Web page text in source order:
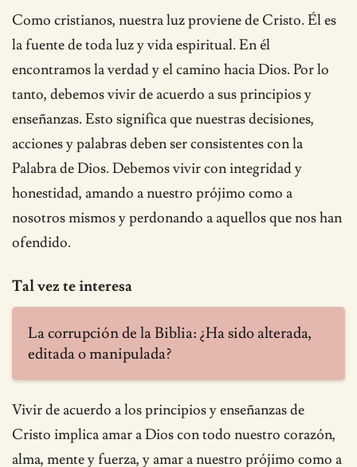
Como cristianos, nuestra luz proviene de Cristo. Él es
la fuente de toda luz y vida espiritual. En él
encontramos la verdad y el camino hacia Dios. Por lo
tanto, debemos vivir de acuerdo a sus principios y
enseñanzas. Esto significa que nuestras decisiones,
acciones y palabras deben ser consistentes con la
Palabra de Dios. Debemos vivir con integridad y
honestidad, amando a nuestro prójimo como a
nosotros mismos y perdonando a aquellos que nos han
ofendido.
Tal vez te interesa
La corrupción de la Biblia: ¿Ha sido alterada,
editada o manipulada?
Vivir de acuerdo a los principios y enseñanzas de
Cristo implica amar a Dios con todo nuestro corazón,
alma, mente y fuerza, y amar a nuestro prójimo como a